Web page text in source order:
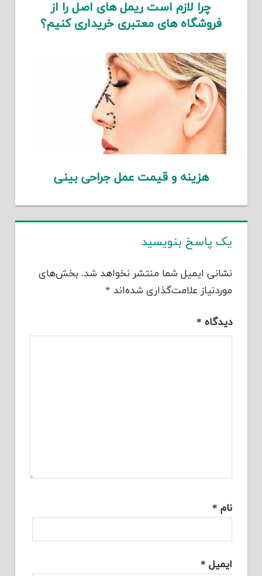
چرا لازم است ریمل های اصل را از
فروشگاه های معتبری خریداری کنیم؟
هزینه و قیمت عمل جراحی بینی
یک پاسخ بنویسید
نشانی ایمیل شما منتشر نخواهد شد. بخش‌های
موردنیاز علامت‌گذاری شده‌اند *
دیدگاه *
نام *
ایمیل *